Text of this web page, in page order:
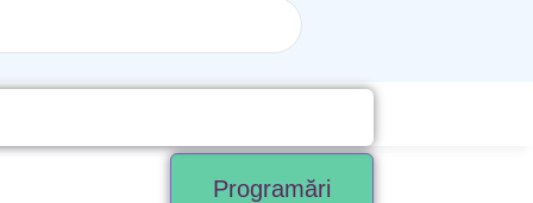
Programări